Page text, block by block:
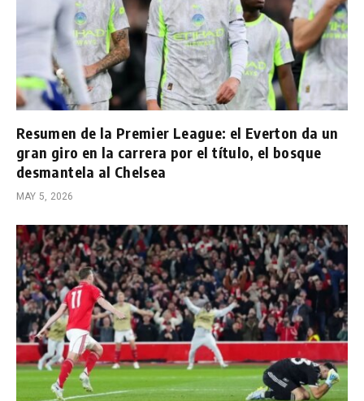
Resumen de la Premier League: el Everton da un
gran giro en la carrera por el título, el bosque
desmantela al Chelsea
MAY 5, 2026